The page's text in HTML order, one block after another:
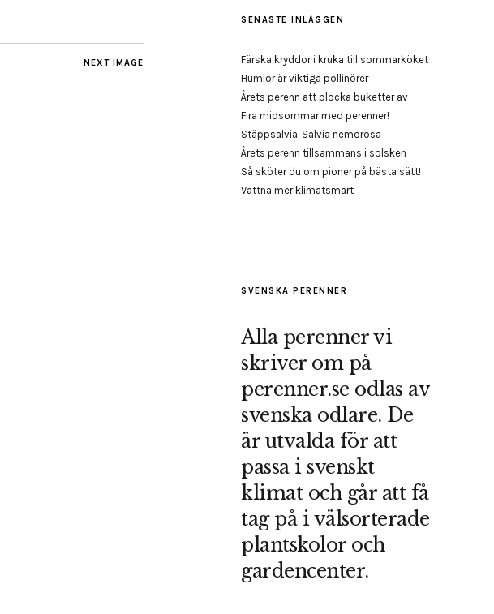
NEXT IMAGE
SENASTE INLÄGGEN
Färska kryddor i kruka till sommarköket
Humlor är viktiga pollinörer
Årets perenn att plocka buketter av
Fira midsommar med perenner!
Stäppsalvia, Salvia nemorosa
Årets perenn tillsammans i solsken
Så sköter du om pioner på bästa sätt!
Vattna mer klimatsmart
SVENSKA PERENNER
Alla perenner vi
skriver om på
perenner.se odlas av
svenska odlare. De
är utvalda för att
passa i svenskt
klimat och går att få
tag på i välsorterade
plantskolor och
gardencenter.